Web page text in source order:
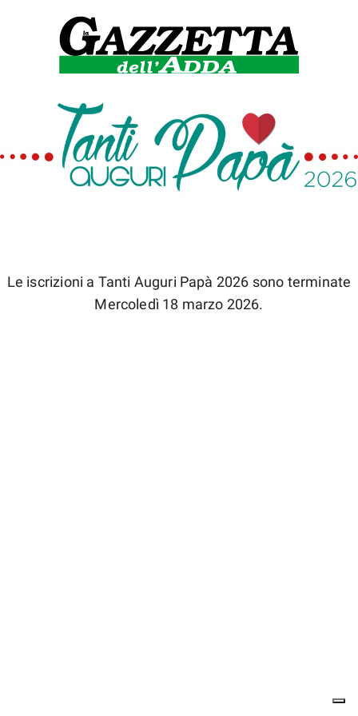
Le iscrizioni a Tanti Auguri Papà 2026 sono terminate
Mercoledì 18 marzo 2026.